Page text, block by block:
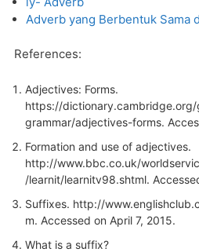
Adverb yang Berbentuk Sama
References:
Adjectives: Forms.
https://
grammar/adjectives-forms.
Formation and use of adjectives.
http://www.bbc.co.uk/
/learnit/learnitv98.shtml.
Suffixes. http://
m. Accessed on April 7, 2015.
What is a suffix?